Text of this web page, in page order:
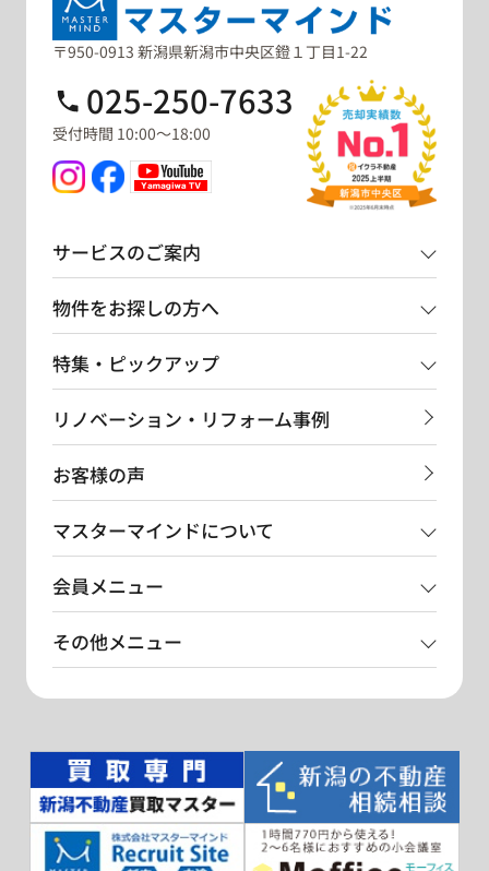
〒950-0913 新潟県新潟市中央区鐙１丁目1-22
025-250-7633
受付時間 10:00～18:00
サービスのご案内
物件をお探しの方へ
特集・ピックアップ
リノベーション・リフォーム事例
お客様の声
マスターマインドについて
会員メニュー
その他メニュー